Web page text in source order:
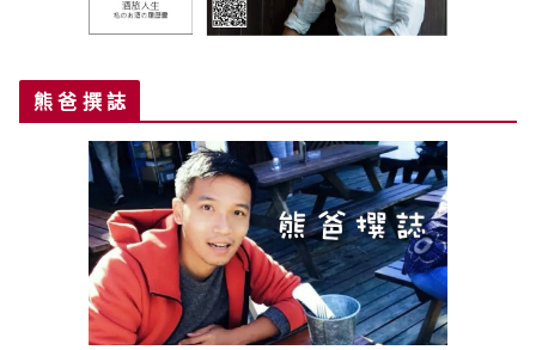
熊 爸 撰 誌